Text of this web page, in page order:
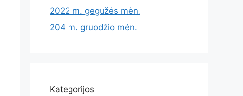
2022 m. gegužės mėn.
204 m. gruodžio mėn.
Kategorijos